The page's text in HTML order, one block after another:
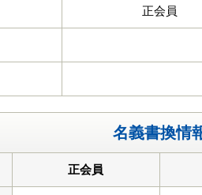
正会員
名義書換情
正会員